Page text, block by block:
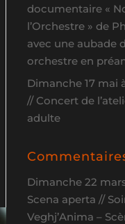
documentaire «
l’Orchestre » de
avec une aubade
orchestre en
Dimanche 17 mai
// Concert de
adulte
Dimanche 22
Scena aperta //
Veghj’Anima –